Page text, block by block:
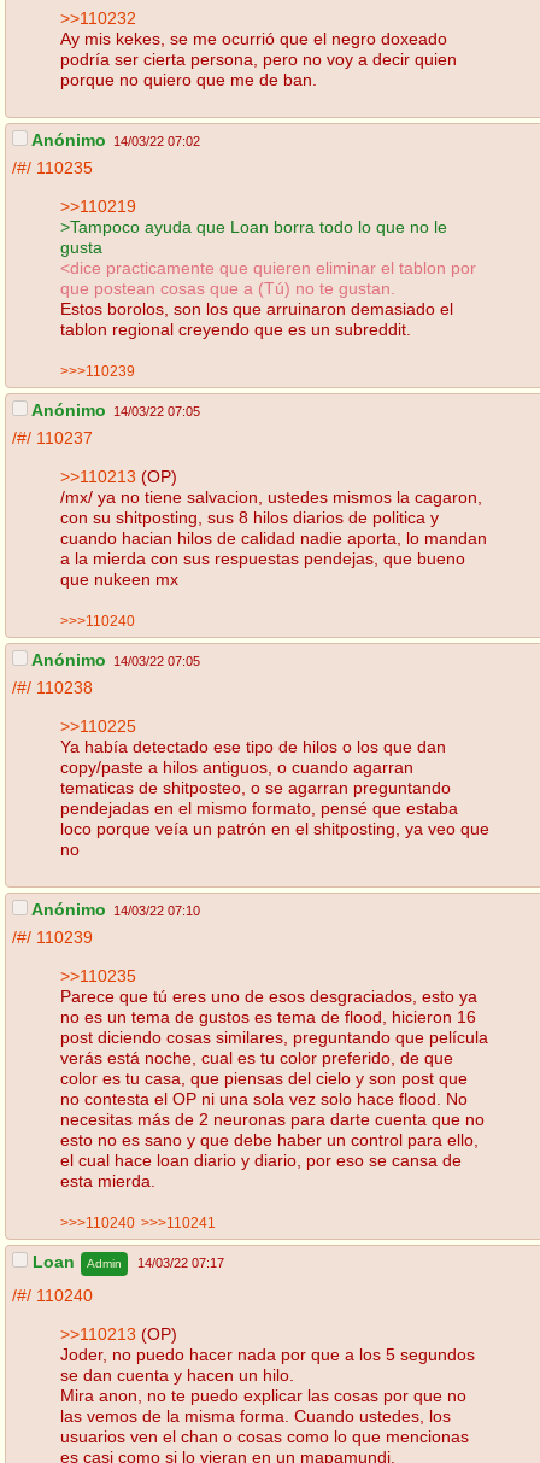
>>110232
Ay mis kekes, se me ocurrió que el negro doxeado
podría ser cierta persona, pero no voy a decir quien
porque no quiero que me de ban.
Anónimo 14/03/22 07:02
/#/ 110235
>>110219
>Tampoco ayuda que Loan borra todo lo que no le
gusta
<dice practicamente que quieren eliminar el tablon por
que postean cosas que a (Tú) no te gustan.
Estos borolos, son los que arruinaron demasiado el
tablon regional creyendo que es un subreddit.
>>>110239
Anónimo 14/03/22 07:05
/#/ 110237
>>110213 (OP)
/mx/ ya no tiene salvacion, ustedes mismos la cagaron,
con su shitposting, sus 8 hilos diarios de politica y
cuando hacian hilos de calidad nadie aporta, lo mandan
a la mierda con sus respuestas pendejas, que bueno
que nukeen mx
>>>110240
Anónimo 14/03/22 07:05
/#/ 110238
>>110225
Ya había detectado ese tipo de hilos o los que dan
copy/paste a hilos antiguos, o cuando agarran
tematicas de shitposteo, o se agarran preguntando
pendejadas en el mismo formato, pensé que estaba
loco porque veía un patrón en el shitposting, ya veo que
no
Anónimo 14/03/22 07:10
/#/ 110239
>>110235
Parece que tú eres uno de esos desgraciados, esto ya
no es un tema de gustos es tema de flood, hicieron 16
post diciendo cosas similares, preguntando que película
verás está noche, cual es tu color preferido, de que
color es tu casa, que piensas del cielo y son post que
no contesta el OP ni una sola vez solo hace flood. No
necesitas más de 2 neuronas para darte cuenta que no
esto no es sano y que debe haber un control para ello,
el cual hace loan diario y diario, por eso se cansa de
esta mierda.
>>>110240 >>>110241
Loan Admin 14/03/22 07:17
/#/ 110240
>>110213 (OP)
Joder, no puedo hacer nada por que a los 5 segundos
se dan cuenta y hacen un hilo.
Mira anon, no te puedo explicar las cosas por que no
las vemos de la misma forma. Cuando ustedes, los
usuarios ven el chan o cosas como lo que mencionas
es casi como si lo vieran en un mapamundi.